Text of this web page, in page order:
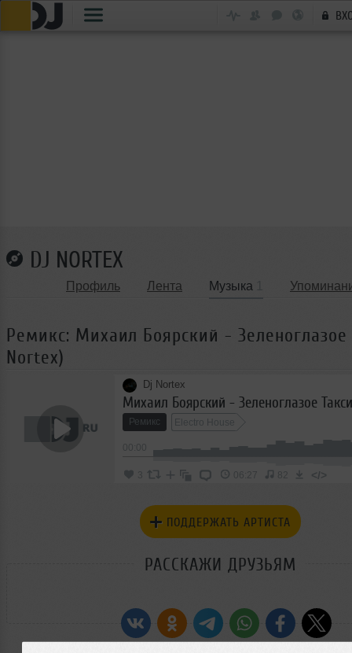
DJ NORTEX
Профиль Лента Музыка
Ремикс: Михаил Боярский - Зеленоглазое
Nortex)
Dj Nortex
Михаил Боярский - Зеленоглазое
Ремикс Electro House
3 06:27 82 </>
ПОДДЕРЖАТЬ АРТИСТА
РАССКАЖИ ДРУЗЬЯМ